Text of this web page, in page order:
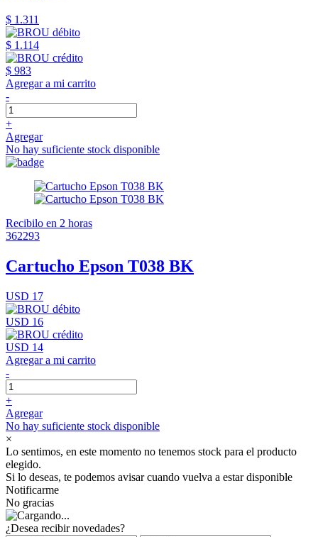
$ 1.311
$ 1.114
$ 983
Agregar a mi carrito
-
+
Agregar
No hay suficiente stock disponible
Recibilo en 2 horas
362293
Cartucho Epson T038 BK
USD 17
USD 16
USD 14
Agregar a mi carrito
-
+
Agregar
No hay suficiente stock disponible
×
Lo sentimos, en este momento no tenemos stock para el producto
elegido.
Si lo deseas, te podemos avisar cuando vuelva a estar disponible
Notificarme
No gracias
¿Desea recibir novedades?